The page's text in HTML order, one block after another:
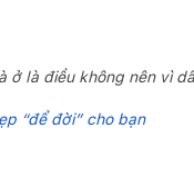
là điều không nên vì
“để đời” cho bạn